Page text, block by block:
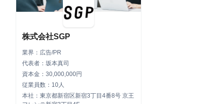
株式会社SGP
業界：広告/PR
代表者：坂本真司
資本金：30,000,000円
従業員数：10人
本社：東京都新宿区新宿3丁目4番8号 京王